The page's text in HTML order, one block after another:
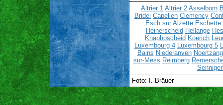
Altrier 1 Altrier 2 Asselborn
Bridel Capellen Clemency
Esch sur Alzette Eschette
Heinerscheid Hellange
Knaphoscheid Koerich
Luxembourg 4 Luxembourg 5
Bains Niederanven
sur-Mess Reimberg
Foto: I. Bräuer